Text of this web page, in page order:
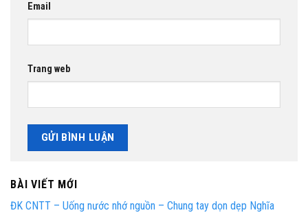
Email
Trang web
BÀI VIẾT MỚI
ĐK CNTT – Uống nước nhớ nguồn – Chung tay dọn dẹp Nghĩa